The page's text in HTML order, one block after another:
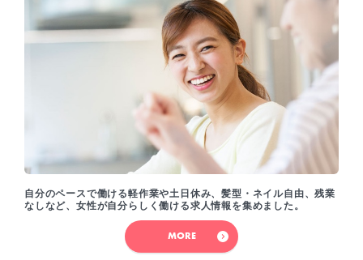
自分のペースで働ける軽作業や土日休み、髪型・ネイル自由、残業
なしなど、女性が自分らしく働ける求人情報を集めました。
MORE